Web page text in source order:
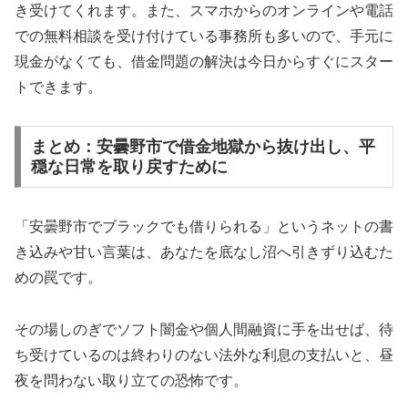
き受けてくれます。また、スマホからのオンラインや電話
での無料相談を受け付けている事務所も多いので、手元に
現金がなくても、借金問題の解決は今日からすぐにスター
トできます。
まとめ：安曇野市で借金地獄から抜け出し、平
穏な日常を取り戻すために
「安曇野市でブラックでも借りられる」というネットの書
き込みや甘い言葉は、あなたを底なし沼へ引きずり込むた
めの罠です。
その場しのぎでソフト闇金や個人間融資に手を出せば、待
ち受けているのは終わりのない法外な利息の支払いと、昼
夜を問わない取り立ての恐怖です。